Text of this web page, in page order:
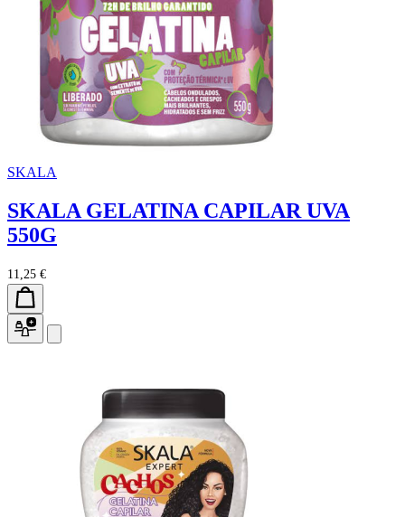
SKALA
SKALA GELATINA CAPILAR UVA
550G
11,25 €